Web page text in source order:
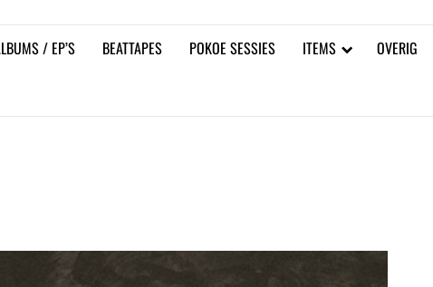
/ EP’S BEATTAPES POKOE SESSIES ITEMS OVERIG